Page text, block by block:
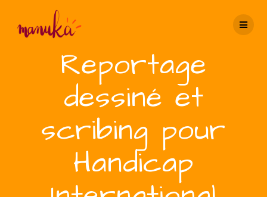
Reportage
dessiné et
scribing pour
Handicap